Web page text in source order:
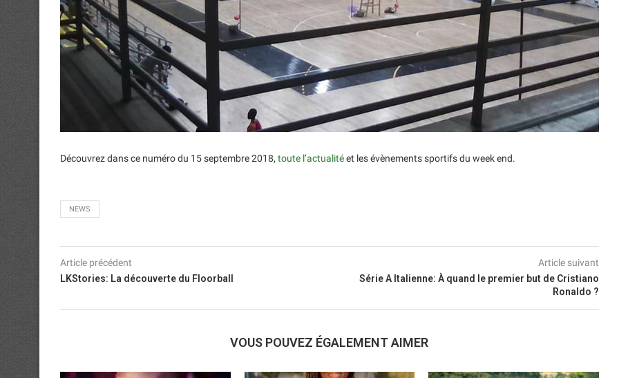
Découvrez dans ce numéro du 15 septembre 2018, toute l’actualitéet les évènements sportifs du week end.
NEWS
Article précédent
LKStories: La découverte du Floorball
Article suivant
Série A Italienne: À quand le premier but de Cristiano
Ronaldo ?
VOUS POUVEZ ÉGALEMENT AIMER